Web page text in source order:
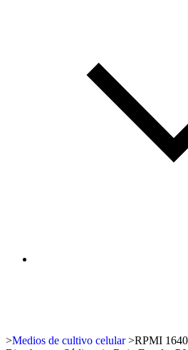
>Medios de cultivo celular >RPMI